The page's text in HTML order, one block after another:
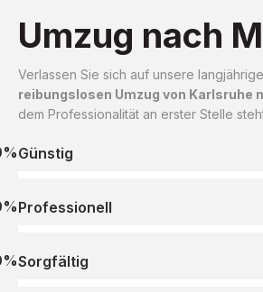
Umzug nach
Verlassen Sie sich auf unsere
reibungslosen Umzug von Karlsruhe
dem Professionalität an erster Stelle
Günstig
Professionell
Sorgfältig